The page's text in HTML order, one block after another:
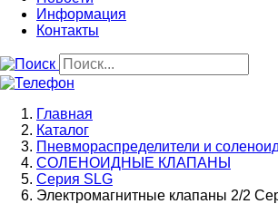
Информация
Контакты
Строка
навигации
Главная
Каталог
Пневмораспределители и
СОЛЕНОИДНЫЕ КЛАПАНЫ
Серия SLG
Электромагнитные клапаны 2/2